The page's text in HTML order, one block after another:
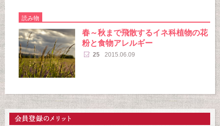
読み物
春～秋まで飛散するイネ科植物の花
粉と食物アレルギー
25 2015.06.09